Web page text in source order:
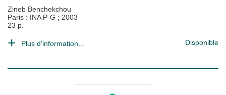
Zineb Benchekchou
Paris : INA P-G ; 2003
23 p.
Plus d'information... Disponible